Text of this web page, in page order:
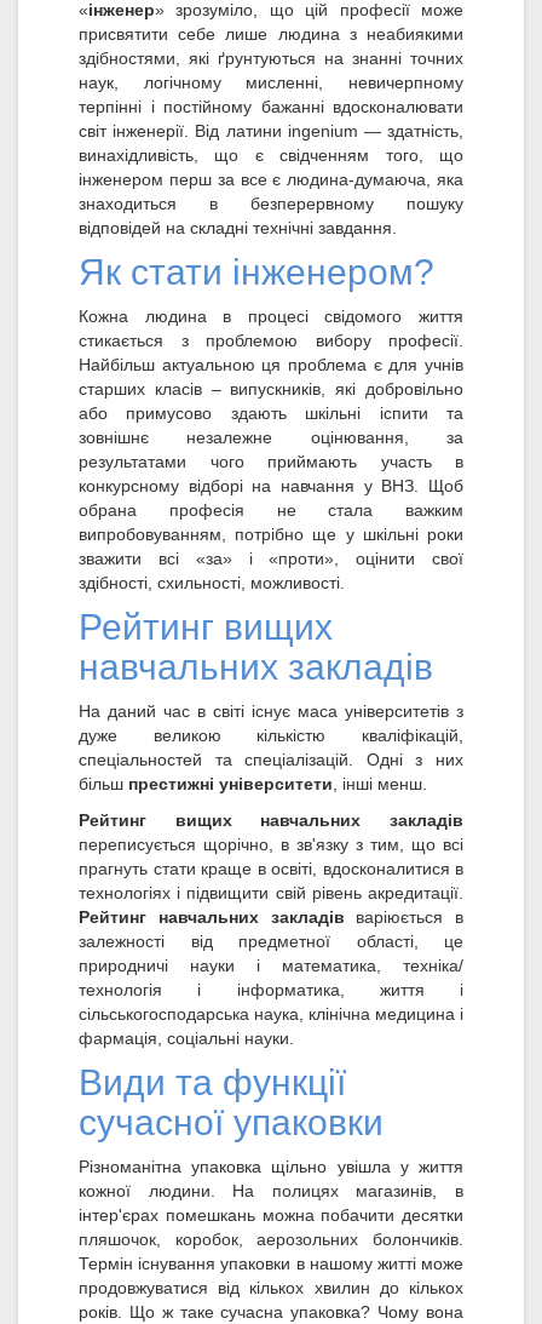
«інженер» зрозуміло, що цій професії може
присвятити себе лише людина з неабиякими
здібностями, які ґрунтуються на знанні точних
наук, логічному мисленні, невичерпному
терпінні і постійному бажанні вдосконалювати
світ інженерії. Від латини ingenium — здатність,
винахідливість, що є свідченням того, що
інженером перш за все є людина-думаюча, яка
знаходиться в безперервному пошуку
відповідей на складні технічні завдання.
Як стати інженером?
Кожна людина в процесі свідомого життя
стикається з проблемою вибору професії.
Найбільш актуальною ця проблема є для учнів
старших класів – випускників, які добровільно
або примусово здають шкільні іспити та
зовнішнє незалежне оцінювання, за
результатами чого приймають участь в
конкурсному відборі на навчання у ВНЗ. Щоб
обрана професія не стала важким
випробовуванням, потрібно ще у шкільні роки
зважити всі «за» і «проти», оцінити свої
здібності, схильності, можливості.
Рейтинг вищих
навчальних закладів
На даний час в світі існує маса університетів з
дуже великою кількістю кваліфікацій,
спеціальностей та спеціалізацій. Одні з них
більш престижні університети , інші менш.
Рейтинг вищих навчальних закладів
переписується щорічно, в зв'язку з тим, що всі
прагнуть стати краще в освіті, вдосконалитися в
технологіях і підвищити свій рівень акредитації.
Рейтинг навчальних закладів варіюється в
залежності від предметної області, це
природничі науки і математика, техніка/
технологія і інформатика, життя і
сільськогосподарська наука, клінічна медицина і
фармація, соціальні науки.
Види та функції
сучасної упаковки
Різноманітна упаковка щільно увішла у життя
кожної людини. На полицях магазинів, в
інтер'єрах помешкань можна побачити десятки
пляшочок, коробок, аерозольних болончиків.
Термін існування упаковки в нашому житті може
продовжуватися від кількох хвилин до кількох
років. Що ж таке сучасна упаковка? Чому вона